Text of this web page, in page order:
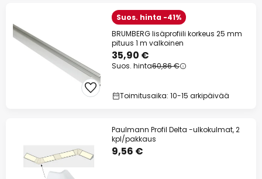
Suos. hinta -41%
BRUMBERG lisäprofiili korkeus 25 mm
pituus 1 m valkoinen
35,90 €
Suos. hinta60,86 €
Toimitusaika: 10-15 arkipäivää
Paulmann Profil Delta -ulkokulmat, 2
kpl/pakkaus
9,56 €